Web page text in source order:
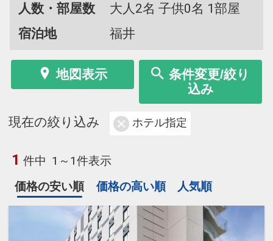
人数・部屋数
大人2名 子供0名 1部屋
宿泊地
福井
地図表示
条件変更/絞り
込み
現在の絞り込み ホテル指定
1 件中 1～1件表示
価格の安い順
価格の高い順 人気順